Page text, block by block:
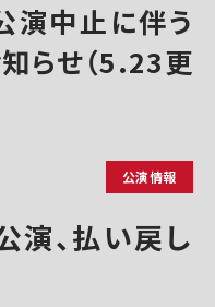
演中止に伴う
らせ（5.23更
公演情報
演、払い戻し